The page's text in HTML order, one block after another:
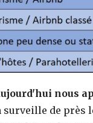
nous
surveille de près